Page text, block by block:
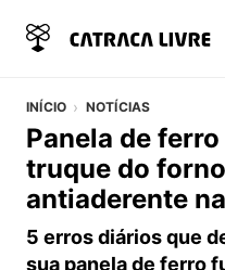
INÍCIO NOTÍCIAS
Panela de
truque do
antiaderente
5 erros diários que
sua panela de ferro